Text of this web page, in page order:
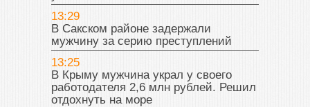
13:29
В Сакском районе задержали
мужчину за серию преступлений
13:25
В Крыму мужчина украл у своего
работодателя 2,6 млн рублей. Решил
отдохнуть на море